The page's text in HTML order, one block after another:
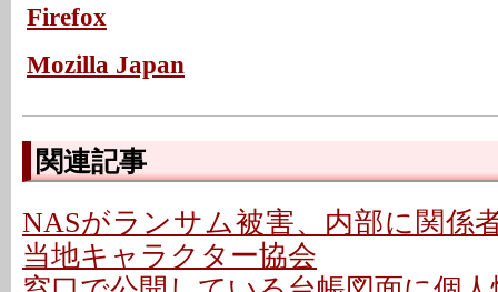
Firefox
Mozilla Japan
関連記事
NASがランサム被害、内部に関係
当地キャラクター協会